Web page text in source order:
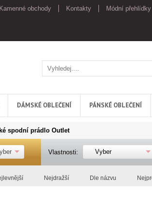
Kamenné obchody Kontakty Módní přehlídky
DÁMSKÉ OBLEČENÍ PÁNSKÉ OBLEČENÍ
spodní prádlo Outlet
Vlastnosti: Vyber
Nejdražší Dle názvu